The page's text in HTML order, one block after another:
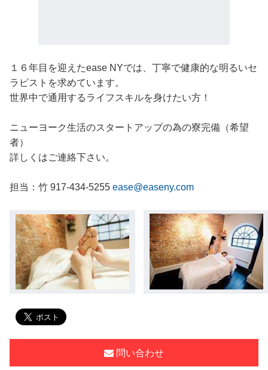
１６年目を迎えたease NYでは、丁寧で健康的な明るいセ
ラピストを求めています。
世界中で通用するライフスキルを身けたい方！
ニューヨーク生活のスタートアップの為の寮完備（希望
者）
詳しくはご連絡下さい。
担当：竹 917-434-5255 ease@easeny.com
問い合わせ